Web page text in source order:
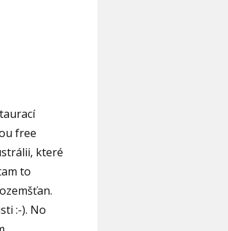
free
které
to
:-). No